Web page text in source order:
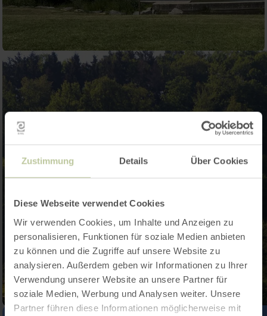
Zustimmung Details Über Cookies
Diese Webseite verwendet Cookies
Wir verwenden Cookies, um Inhalte und Anzeigen zu
personalisieren, Funktionen für soziale Medien anbieten
zu können und die Zugriffe auf unsere Website zu
analysieren. Außerdem geben wir Informationen zu Ihrer
Verwendung unserer Website an unsere Partner für
soziale Medien, Werbung und Analysen weiter. Unsere
Partner führen diese Informationen möglicherweise mit